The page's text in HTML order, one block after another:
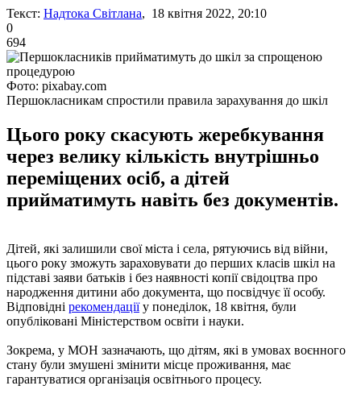
Текст: Надтока Світлана, 18 квітня 2022, 20:10
0
694
Фото: pixabay.com
Першокласникам спростили правила зарахування до шкіл
Цього року скасують жеребкування
через велику кількість внутрішньо
переміщених осіб, а дітей
прийматимуть навіть без документів.
Дітей, які залишили свої міста і села, рятуючись від війни,
цього року зможуть зараховувати до перших класів шкіл на
підставі заяви батьків і без наявності копії свідоцтва про
народження дитини або документа, що посвідчує її особу.
Відповідні рекомендаціїу понеділок, 18 квітня, були
опубліковані Міністерством освіти і науки.
Зокрема, у МОН зазначають, що дітям, які в умовах воєнного
стану були змушені змінити місце проживання, має
гарантуватися організація освітнього процесу.